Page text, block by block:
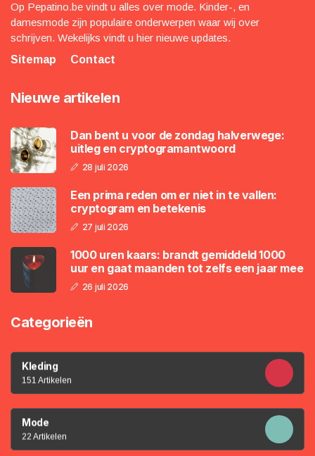
Op Pepatino.be vindt u alles over mode. Kinder-, en
damesmode zijn populaire onderwerpen waar wij over
schrijven. Wekelijks vindt u hier nieuwe updates.
Sitemap
Contact
Nieuwe artikelen
Dan bent u voor de zondag halverwege:
uitleg en cryptogramantwoord
28 juli 2026
Een prima reden om er niet in te vallen:
cryptogram en betekenis
27 juli 2026
1000 uren kaars: brandt gemiddeld 1000
uur en gaat maanden tot zelfs een jaar mee
26 juli 2026
Categorieën
Kleding
151 Artikelen
Mode
22 Artikelen